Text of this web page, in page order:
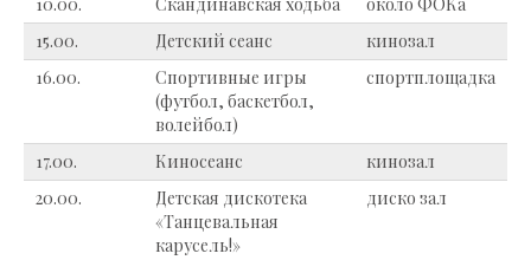
15.00.
Детский сеанс
кинозал
16.00.
Спортивные игры
(футбол, баскетбол,
волейбол)
спортплощадка
17.00. Киносеанс
кинозал
20.00.
Детская дискотека
«Танцевальная
карусель!»
диско зал